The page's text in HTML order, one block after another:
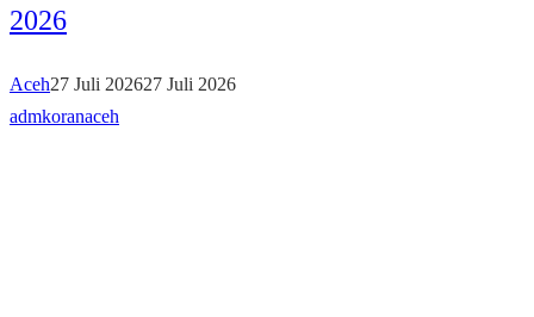
2026
Aceh27 Juli 202627 Juli 2026
admkoranaceh